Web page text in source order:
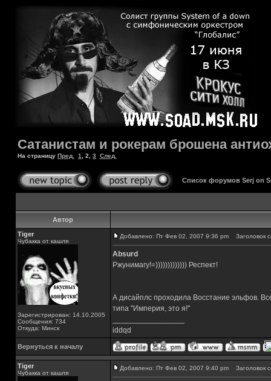
Сатанистам и рокерам брошена
На страницу Пред. 1 2 3 След.
Список форумов Serj on
Автор
Tiger
Чубакка от кашля
Зарегистрирован: 14.10.2005
Сообщения: 734
Откуда: Минск
Добавлено: Пт Фев 02, 2007 9:36 pm Заголовок
Absurd
Ржунимагу!=))))))))))))) Респект!
А дисайплс проходила Восстание эльфов.
типа "Империя, это я!"
iddqd
Вернуться к началу
Tiger
Чубакка от кашля
Добавлено: Пт Фев 02, 2007 9:40 pm Заголовок